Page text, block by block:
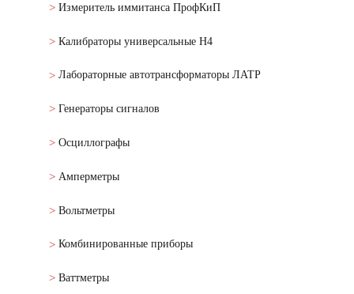
Измеритель иммитанса ПрофКиП
Калибраторы универсальные Н4
Лабораторные автотрансформаторы ЛАТР
Генераторы сигналов
Осциллографы
Амперметры
Вольтметры
Комбинированные приборы
Ваттметры